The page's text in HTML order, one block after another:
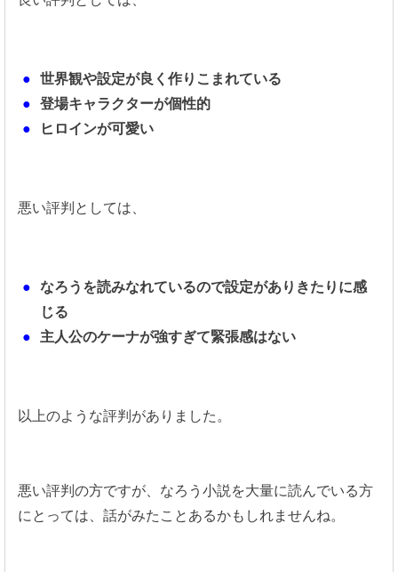
世界観や設定が良く作りこまれている
登場キャラクターが個性的
ヒロインが可愛い
悪い評判としては、
なろうを読みなれているので設定がありきたりに感
じる
主人公のケーナが強すぎて緊張感はない
以上のような評判がありました。
悪い評判の方ですが、なろう小説を大量に読んでいる方
にとっては、話がみたことあるかもしれませんね。